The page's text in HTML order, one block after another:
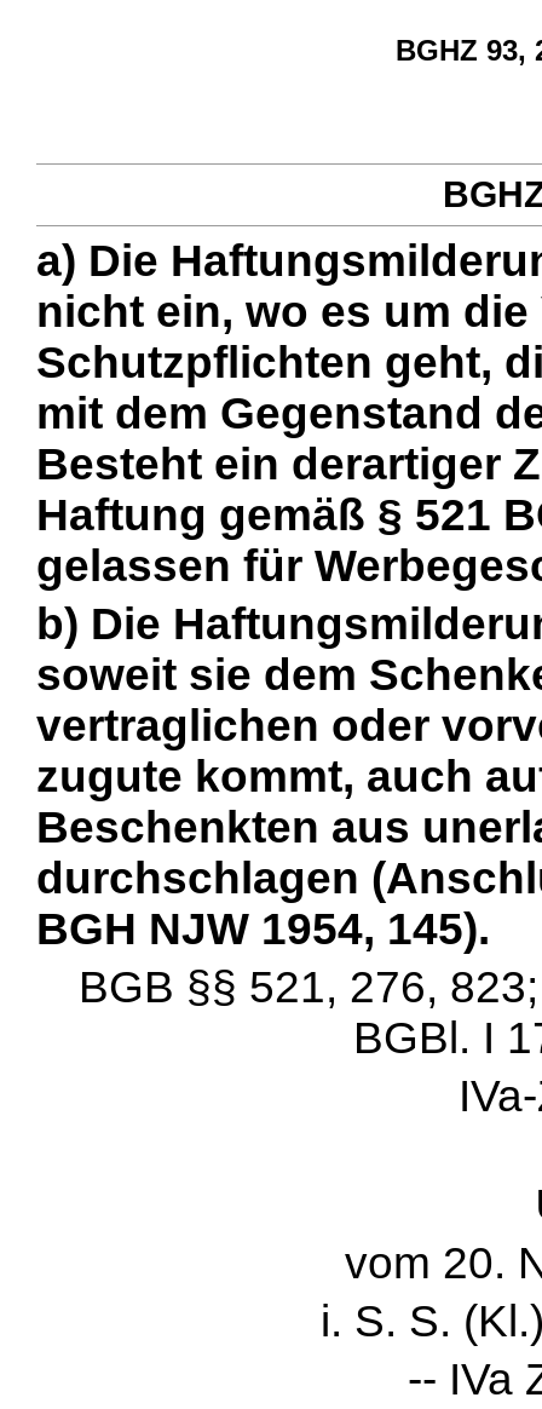
BGHZ 93,
a) Die
nicht ein, wo es um
Schutzpflichten geht,
mit dem Gegenstand
Besteht ein derartiger
Haftung gemäß § 521
gelassen für
b) Die
soweit sie dem
vertraglichen oder
zugute kommt, auch
Beschenkten aus
durchschlagen
BGH NJW 1954, 145).
BGB §§ 521, 276,
BGBl. I
vom 20.
i. S. S.
-- IVa